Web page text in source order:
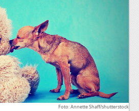
Foto: Annette Shaff/shutterstock